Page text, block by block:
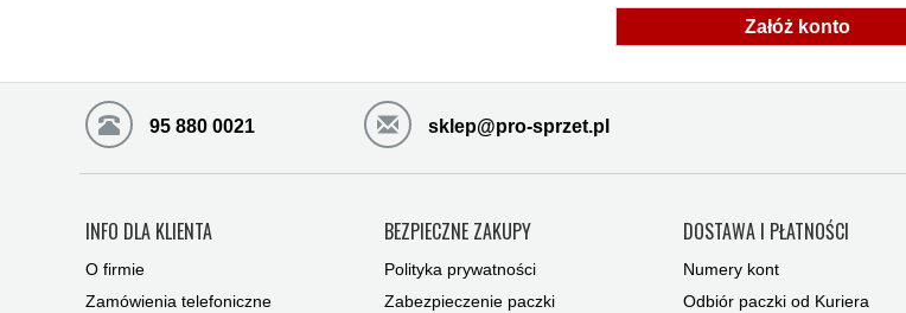
Załóż konto
95 880 0021 sklep@pro-sprzet.pl
INFO DLA KLIENTA
O firmie
Zamówienia telefoniczne
BEZPIECZNE ZAKUPY
Polityka prywatności
Zabezpieczenie paczki
DOSTAWA I PŁATNOŚCI
Numery kont
Odbiór paczki od Kuriera